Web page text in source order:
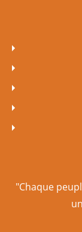
"Chaque